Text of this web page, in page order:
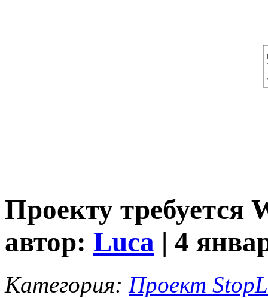
Проекту требуется
автор: Luca | 4
Категория: Проект